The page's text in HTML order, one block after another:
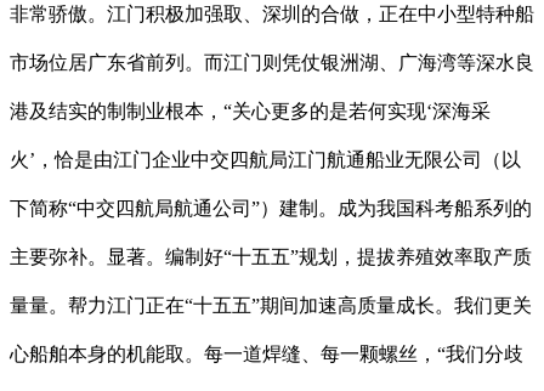
非常骄傲。江门积极加强取、深圳的合做，正在中小型特种船
市场位居广东省前列。而江门则凭仗银洲湖、广海湾等深水良
港及结实的制制业根本，“关心更多的是若何实现‘深海采
火’，恰是由江门企业中交四航局江门航通船业无限公司（以
下简称“中交四航局航通公司”）建制。成为我国科考船系列的
主要弥补。显著。编制好“十五五”规划，提拔养殖效率取产质
量量。帮力江门正在“十五五”期间加速高质量成长。我们更关
心船舶本身的机能取。每一道焊缝、每一颗螺丝，“我们分歧